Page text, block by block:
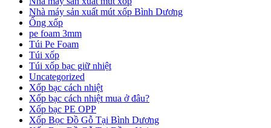
Nhà máy sản xuất mút xốp Bình Dương
Ống xốp
pe foam 3mm
Túi Pe Foam
Túi xốp
Túi xốp bạc giữ nhiệt
Uncategorized
Xốp bạc cách nhiệt
Xốp bạc cách nhiệt mua ở đâu?
Xốp bạc PE OPP
Xốp Bọc Đồ Gỗ Tại Bình Dương